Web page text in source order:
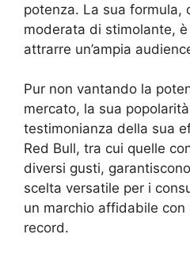
potenza. La sua formula,
moderata di stimolante,
attrarre un’ampia
Pur non vantando la
mercato, la sua
testimonianza della sua
Red Bull, tra cui quelle
diversi gusti,
scelta versatile per i
un marchio affidabile
record.